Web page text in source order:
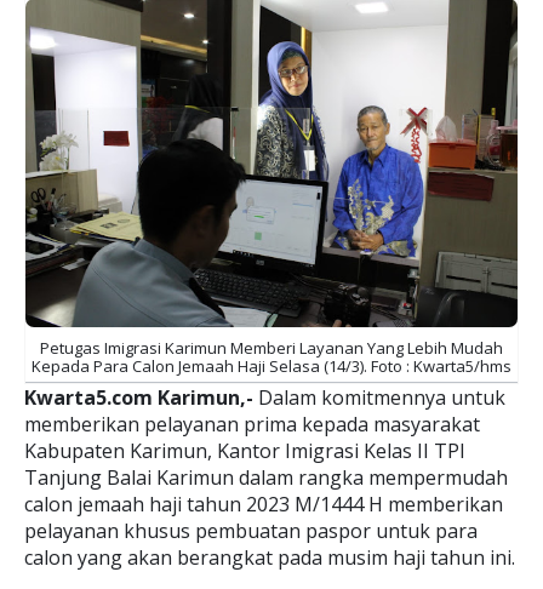
Petugas Imigrasi Karimun Memberi Layanan Yang Lebih Mudah
Kepada Para Calon Jemaah Haji Selasa (14/3). Foto : Kwarta5/hms
Kwarta5.com Karimun,- Dalam komitmennya untuk
memberikan pelayanan prima kepada masyarakat
Kabupaten Karimun, Kantor Imigrasi Kelas II TPI
Tanjung Balai Karimun dalam rangka mempermudah
calon jemaah haji tahun 2023 M/1444 H memberikan
pelayanan khusus pembuatan paspor untuk para
calon yang akan berangkat pada musim haji tahun ini.